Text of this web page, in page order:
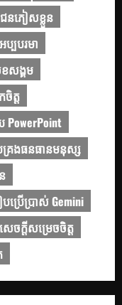
នភៀសខ្លួន
បបរមា
សង្គម
ចិត្ត
PowerPoint
គ្រងធនធានមនុស្ស
ប្រើប្រាស់ Gemini
េចក្ដីសម្រេចចិត្ត